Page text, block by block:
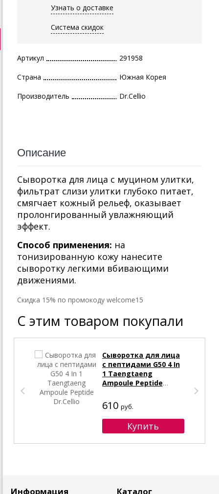
Узнать о доставке
Система скидок
Артикул 291958
Страна Южная Корея
Производитель Dr.Cellio
Описание
Сыворотка для лица с муцином улитки,
фильтрат слизи улитки глубоко питает,
смягчает кожный рельеф, оказывает
пролонгированный увлажняющий
эффект.
Способ применения: на
тонизированную кожу нанесите
сыворотку легкими вбивающими
движениями.
Cкидка 15% по промокоду welcome15
С этим товаром покупали
Сыворотка для лица
с пептидами G50 4 In
1 Taengtaeng
Ampoule Peptide
610 руб.
Информация Каталог